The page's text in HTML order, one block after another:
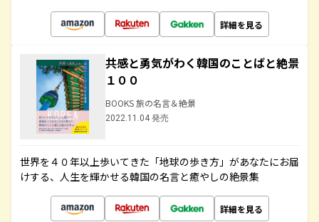
詳細を見る
共感と勇気がわく韓国のことばと絶景
１００
BOOKS 旅の名言＆絶景
2022.11.04 発売
世界を４０年以上歩いてきた「地球の歩き方」があなたにお届
けする、人生を輝かせる韓国の名言と癒やしの絶景集
詳細を見る